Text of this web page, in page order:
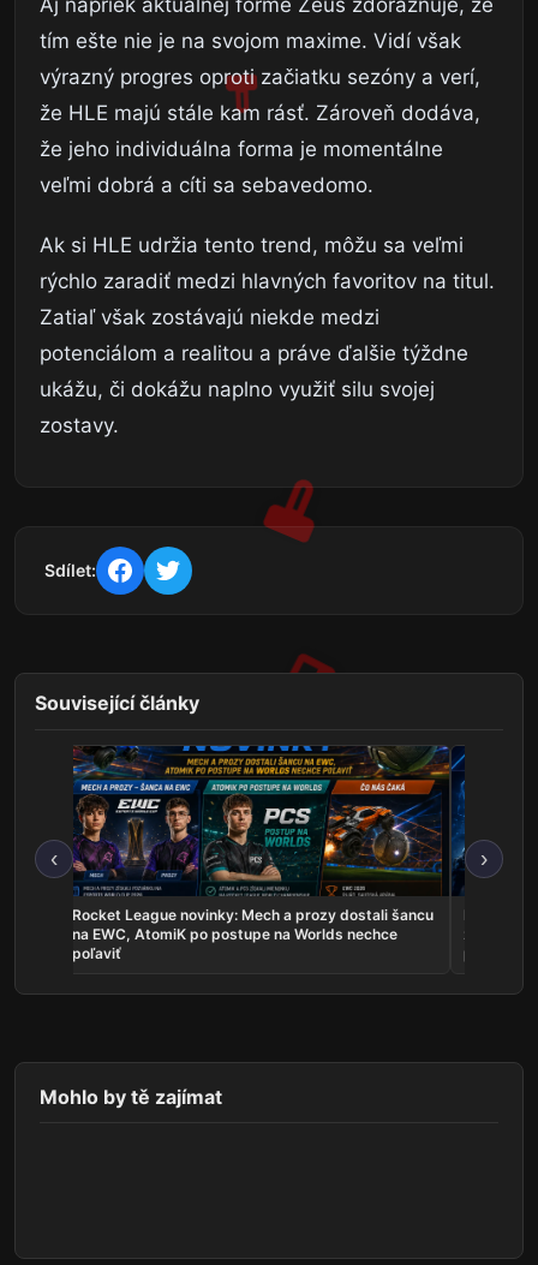
tím ešte nie je na svojom maxime. Vidí však
výrazný progres oproti začiatku sezóny a verí,
že HLE majú stále kam rásť. Zároveň dodáva,
že jeho individuálna forma je momentálne
veľmi dobrá a cíti sa sebavedomo.
Ak si HLE udržia tento trend, môžu sa veľmi
rýchlo zaradiť medzi hlavných favoritov na titul.
Zatiaľ však zostávajú niekde medzi
potenciálom a realitou a práve ďalšie týždne
ukážu, či dokážu naplno využiť silu svojej
zostavy.
Sdílet:
Související články
‹
Rocket League novinky: Mech a prozy dostali šancu
na EWC, AtomiK po postupe na Worlds nechce
poľaviť
Najnovšie
zahrá o
predstavil
›
Mohlo by tě zajímat